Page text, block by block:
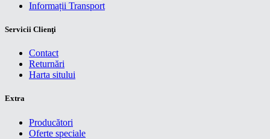
Informații Transport
Servicii Clienţi
Contact
Returnări
Harta sitului
Extra
Producători
Oferte speciale